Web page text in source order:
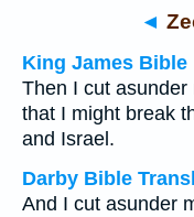
◄
King James Bible
Then I cut asunder
that I might break
and Israel.
Darby Bible
And I cut asunder